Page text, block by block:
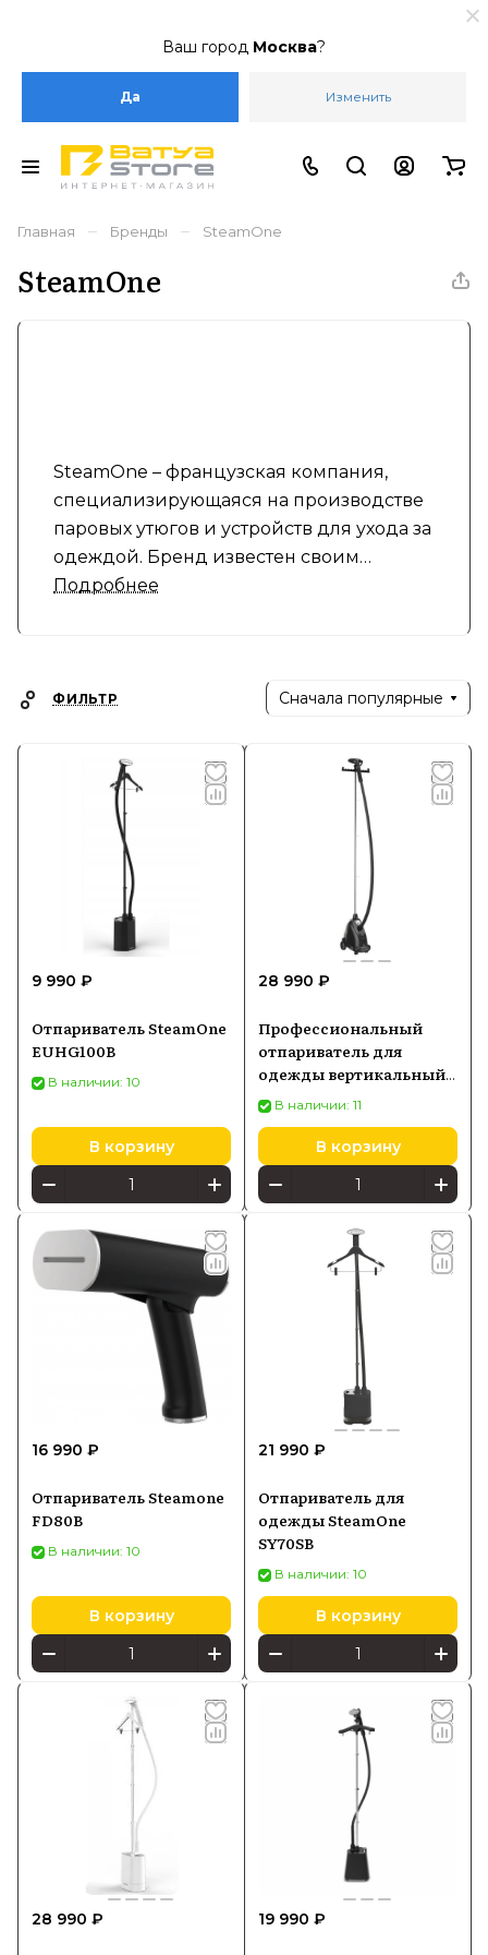
Ваш город Москва?
Да Изменить
Главная – Бренды – SteamOne
SteamOne
SteamOne – французская компания,
специализирующаяся на производстве
паровых утюгов и устройств для ухода за
одеждой. Бренд известен своим
вниманием к качеству и дизайну.
- Паровые утюги: устройства, которые
глажку.
- Стемеры: компактные устройства для
бережного ухода за одеждой и
текстилем.
- Аксессуары для ухода:
дополнительные принадлежности для
утюгов.
SteamOne предлагает решения для
поддерживать ее в идеальном
Подробнее
ФИЛЬТР Сначала популярные
9 990 ₽
Отпариватель SteamOne
EUHG100B
В наличии: 10
В корзину
28 990 ₽
Профессиональный
отпариватель для
одежды вертикальный
напольный SteamOne
Pro2000 2,5 л, черный
В наличии: 11
В корзину
16 990 ₽
Отпариватель Steamone
FD80B
В наличии: 10
В корзину
21 990 ₽
Отпариватель для
одежды SteamOne
SY70SB
В наличии: 10
В корзину
28 990 ₽ 19 990 ₽